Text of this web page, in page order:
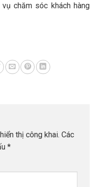
chăm sóc khách hàng
thị công khai. Các
*